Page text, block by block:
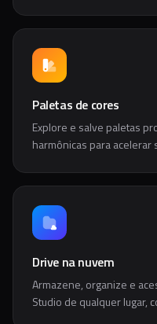
Paletas de cores
Explore e salve paletas
harmônicas para acelerar
Drive na nuvem
Armazene, organize e
Studio de qualquer lugar,